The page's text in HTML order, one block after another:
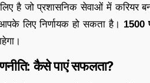
है जो प्रशासनिक सेवाओं में करियर
लिए निर्णायक हो सकता है। 1500
कैसे पाएं सफलता?